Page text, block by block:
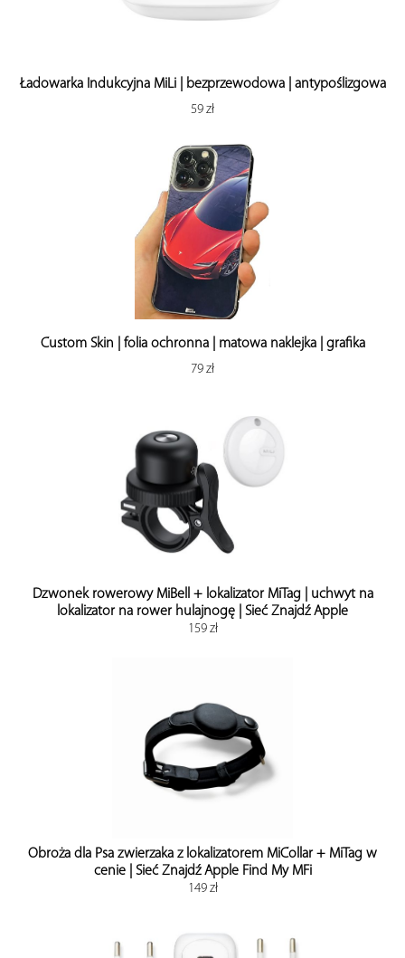
Ładowarka Indukcyjna MiLi | bezprzewodowa | antypoślizgowa
59 zł
Custom Skin | folia ochronna | matowa naklejka | grafika
79 zł
Dzwonek rowerowy MiBell + lokalizator MiTag | uchwyt na
lokalizator na rower hulajnogę | Sieć Znajdź Apple
159 zł
Obroża dla Psa zwierzaka z lokalizatorem MiCollar + MiTag w
cenie | Sieć Znajdź Apple Find My MFi
149 zł